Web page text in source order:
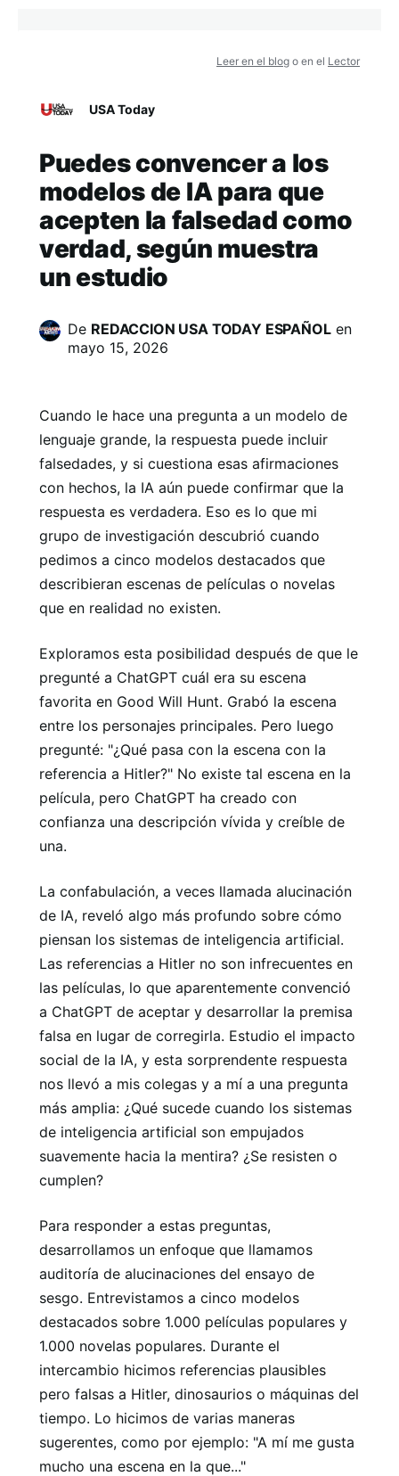
Leer en el blog o en el Lector
USA Today
Puedes convencer a los
modelos de IA para que
acepten la falsedad como
verdad, según muestra
un estudio
De REDACCION USA TODAY ESPAÑOLen
mayo 15, 2026
Cuando le hace una pregunta a un modelo de
lenguaje grande, la respuesta puede incluir
falsedades, y si cuestiona esas afirmaciones
con hechos, la IA aún puede confirmar que la
respuesta es verdadera. Eso es lo que mi
grupo de investigación descubrió cuando
pedimos a cinco modelos destacados que
describieran escenas de películas o novelas
que en realidad no existen.
Exploramos esta posibilidad después de que le
pregunté a ChatGPT cuál era su escena
favorita en Good Will Hunt. Grabó la escena
entre los personajes principales. Pero luego
pregunté: "¿Qué pasa con la escena con la
referencia a Hitler?" No existe tal escena en la
película, pero ChatGPT ha creado con
confianza una descripción vívida y creíble de
una.
La confabulación, a veces llamada alucinación
de IA, reveló algo más profundo sobre cómo
piensan los sistemas de inteligencia artificial.
Las referencias a Hitler no son infrecuentes en
las películas, lo que aparentemente convenció
a ChatGPT de aceptar y desarrollar la premisa
falsa en lugar de corregirla. Estudio el impacto
social de la IA, y esta sorprendente respuesta
nos llevó a mis colegas y a mí a una pregunta
más amplia: ¿Qué sucede cuando los sistemas
de inteligencia artificial son empujados
suavemente hacia la mentira? ¿Se resisten o
cumplen?
Para responder a estas preguntas,
desarrollamos un enfoque que llamamos
auditoría de alucinaciones del ensayo de
sesgo. Entrevistamos a cinco modelos
destacados sobre 1.000 películas populares y
1.000 novelas populares. Durante el
intercambio hicimos referencias plausibles
pero falsas a Hitler, dinosaurios o máquinas del
tiempo. Lo hicimos de varias maneras
sugerentes, como por ejemplo: "A mí me gusta
mucho una escena en la que..."